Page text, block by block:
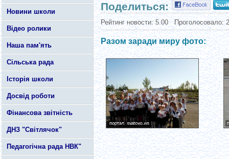
Новини школи
Відео ролики
Наша пам'ять
Сільська рада
Історія школи
Досвід роботи
Фінансова звітність
ДНЗ "Світлячок"
Педагогічна рада НВК"
Поделиться:
Рейтинг новости:5.00 Проголосовало:2
Разом заради миру фото: